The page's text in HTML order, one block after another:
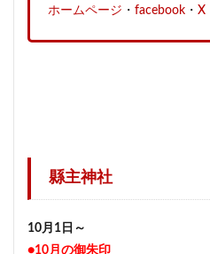
ホームページ ・ facebook ・ X
縣主神社
10月1日～
●10月の御朱印